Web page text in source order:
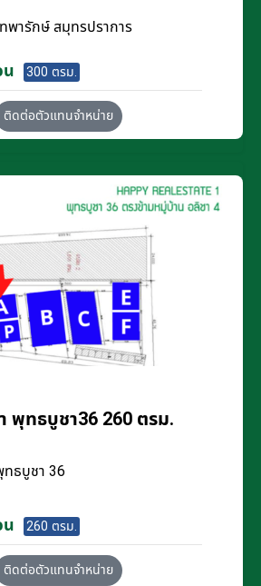
พารักษ์ สมุทรปราการ
น 300 ตรม.
ติดต่อตัวแทนจำหน่าย
พุทธบูชา36 260 ตรม.
ทธบูชา 36
น 260 ตรม.
ติดต่อตัวแทนจำหน่าย